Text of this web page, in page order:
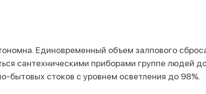
Единовременный объем залпового
сантехническими приборами группе людей
бытовых стоков с уровнем осветления до 98%.